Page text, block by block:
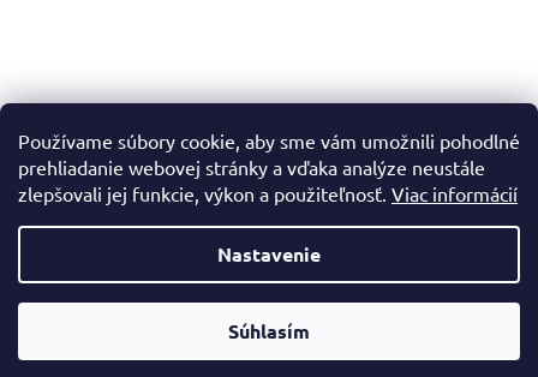
Používame súbory cookie, aby sme vám umožnili pohodlné
prehliadanie webovej stránky a vďaka analýze neustále
zlepšovali jej funkcie, výkon a použiteľnosť. Viac informácií
Nastavenie
Súhlasím
Vytvoril Shoptet
Dadadrogeria.sk. Všetky práva vyhradené.